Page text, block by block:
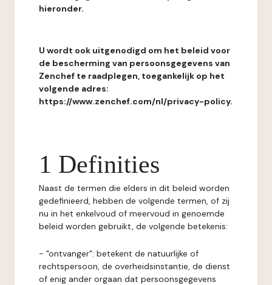
hieronder.
U wordt ook uitgenodigd om het beleid voor
de bescherming van persoonsgegevens van
Zenchef te raadplegen, toegankelijk op het
volgende adres:
https://www.zenchef.com/nl/privacy-policy.
1 Definities
Naast de termen die elders in dit beleid worden
gedefinieerd, hebben de volgende termen, of zij
nu in het enkelvoud of meervoud in genoemde
beleid worden gebruikt, de volgende betekenis:
- "ontvanger": betekent de natuurlijke of
rechtspersoon, de overheidsinstantie, de dienst
of enig ander orgaan dat persoonsgegevens